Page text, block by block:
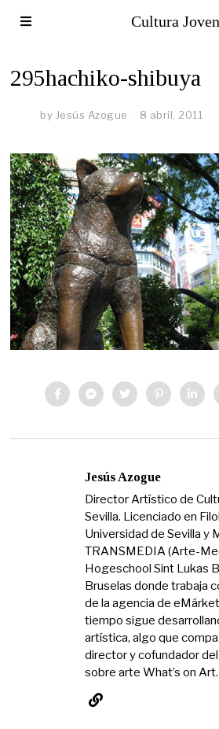
Cultura Joven
295hachiko-shibuya
by Jesús Azogue 8 abril, 2011
Jesús Azogue
Director Artístico de
Sevilla. Licenciado en
Universidad de Sevilla y
TRANSMEDIA (Arte-
Hogeschool Sint Lukas
Bruselas donde trabaja
de la agencia de
tiempo sigue
artística, algo que
director y cofundador
sobre arte What’s on Art.